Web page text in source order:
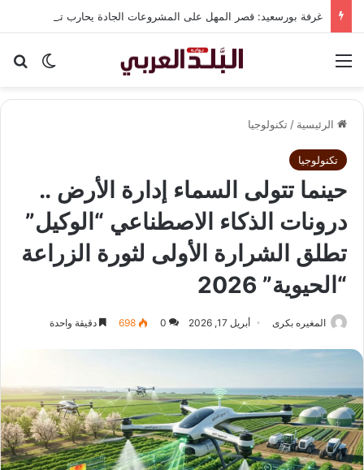
الوضع
الرئيسية /تكنولوجيا
تكنولوجيا
حينما تتولى السماء إدارة الأرض ..
درونات الذكاء الاصطناعي “الوكيل”
تطلق الشرارة الأولى لثورة الزراعة
“الحيوية” 2026
المغيره بكرى أبريل 17, 2026 0
698 دقيقة واحدة